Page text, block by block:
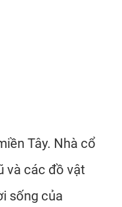
Tây. Nhà cổ
và các đồ vật
sống của